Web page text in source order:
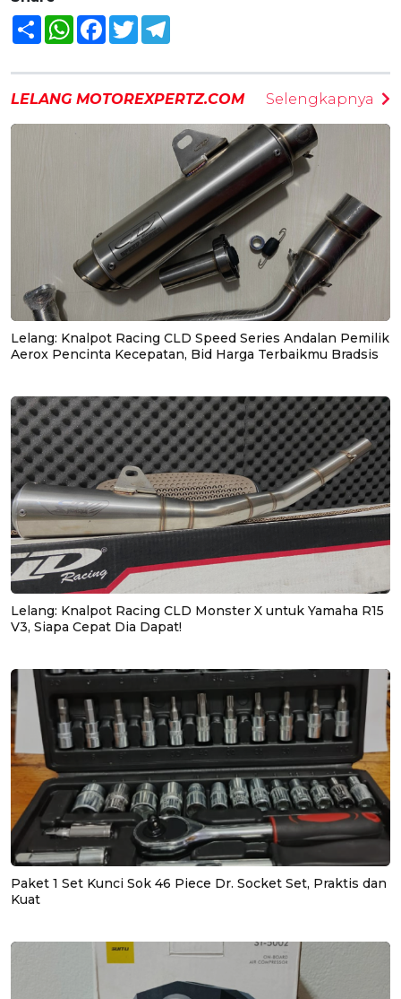
Share WhatsAppFacebook
Twitter
LELANG MOTOREXPERTZ.COM Selengkapnya
Lelang: Knalpot Racing CLD Speed Series Andalan Pemilik
Aerox Pencinta Kecepatan, Bid Harga Terbaikmu Bradsis
Lelang: Knalpot Racing CLD Monster X untuk Yamaha R15
V3, Siapa Cepat Dia Dapat!
Paket 1 Set Kunci Sok 46 Piece Dr. Socket Set, Praktis dan
Kuat